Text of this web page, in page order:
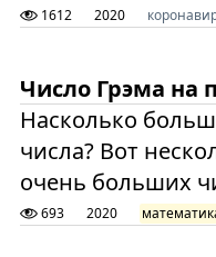
1612 2020
Число Грэма на
Насколько
числа? Вот
очень больших
693 2020